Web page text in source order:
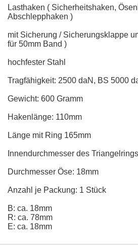
Lasthaken ( Sicherheitshaken,
Abschlepphaken )
mit Sicherung / Sicherungsklappe
für 50mm Band )
hochfester Stahl
Tragfähigkeit: 2500 daN, BS 5000
Gewicht: 600 Gramm
Hakenlänge: 110mm
Länge mit Ring 165mm
Innendurchmesser des
Durchmesser Öse: 18mm
Anzahl je Packung: 1 Stück
B: ca. 18mm
R: ca. 78mm
E: ca. 18mm